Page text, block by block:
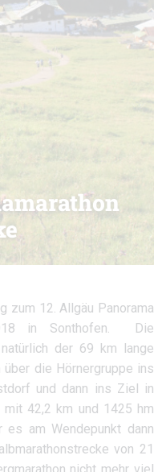
zum 12. Allgäu Panorama
in Sonthofen. Die
der 69 km lange
die Hörnergruppe ins
und dann ins Ziel in
42,2 km und 1425 hm
am Wendepunkt dann
von 21